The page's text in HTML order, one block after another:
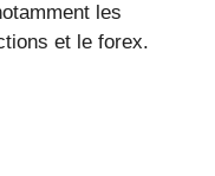
les
et le forex.